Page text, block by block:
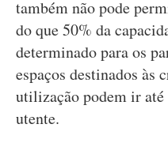
também não pode
do que 50% da
determinado para os
espaços destinados às
utilização podem ir
utente.